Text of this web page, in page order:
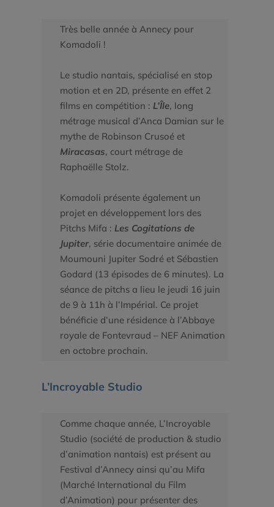
Très belle année à Annecy pour
Komadoli !
Le studio nantais, spécialisé en stop
motion et en 2D, présente en effet 2
films en compétition : L’Île, long
métrage musical d’Anca Damian sur le
mythe de Robinson Crusoé et
Miracasas, court métrage de
Raphaëlle Stolz.
Komadoli présente également un
projet en développement lors des
Pitchs Mifa : Les Cogitations de
Jupiter, série documentaire animée de
Moumouni Jupiter Sodré et Sébastien
Godard (13 épisodes de 6 minutes). La
séance de pitchs a lieu le jeudi 16 juin
de 9 à 11h à l’Impérial. Ce projet
bénéficie d’une résidence à l’Abbaye
royale de Fontevraud – NEF Animation
en octobre prochain.
L’Incroyable Studio
Comme chaque année, L’Incroyable
Studio (société de production & studio
d’animation nantais) est présent au
Festival d’Annecy ainsi qu’au Mifa
(Marché International du Film
d’Animation) pour présenter des